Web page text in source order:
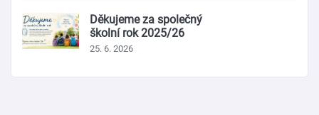
Děkujeme za společný
školní rok 2025/26
25. 6. 2026